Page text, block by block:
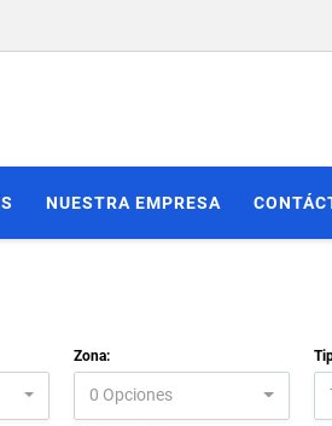
NUESTRA EMPRESA
Zona:
0 Opciones